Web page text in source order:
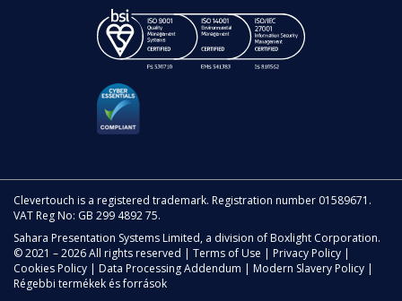
Clevertouch is a registered trademark. Registration number 01589671.
VAT Reg No: GB 299 4892 75.
Sahara Presentation Systems Limited, a division of Boxlight Corporation.
© 2021 – 2026 All rights reserved | Terms of Use | Privacy Policy |
Cookies Policy | Data Processing Addendum | Modern Slavery Policy |
Régebbi termékek és források